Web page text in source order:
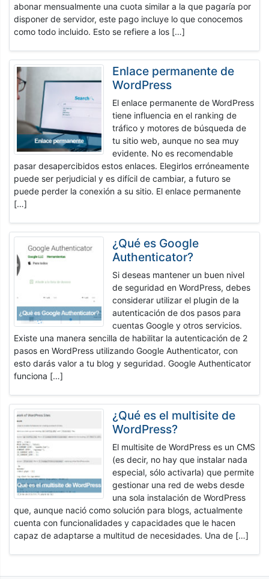
abonar mensualmente una cuota similar a la que pagaría por
disponer de servidor, este pago incluye lo que conocemos
como todo incluido. Esto se refiere a los […]
Enlace permanente de
WordPress
El enlace permanente de WordPress
tiene influencia en el ranking de
tráfico y motores de búsqueda de
tu sitio web, aunque no sea muy
evidente. No es recomendable
pasar desapercibidos estos enlaces. Elegirlos erróneamente
puede ser perjudicial y es difícil de cambiar, a futuro se
puede perder la conexión a su sitio. El enlace permanente
[…]
¿Qué es Google
Authenticator?
Si deseas mantener un buen nivel
de seguridad en WordPress, debes
considerar utilizar el plugin de la
autenticación de dos pasos para
cuentas Google y otros servicios.
Existe una manera sencilla de habilitar la autenticación de 2
pasos en WordPress utilizando Google Authenticator, con
esto darás valor a tu blog y seguridad. Google Authenticator
funciona […]
¿Qué es el multisite de
WordPress?
El multisite de WordPress es un CMS
(es decir, no hay que instalar nada
especial, sólo activarla) que permite
gestionar una red de webs desde
una sola instalación de WordPress
que, aunque nació como solución para blogs, actualmente
cuenta con funcionalidades y capacidades que le hacen
capaz de adaptarse a multitud de necesidades. Una de […]